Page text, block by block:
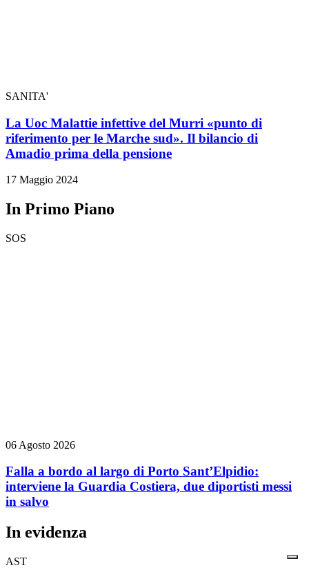
SANITA'
La Uoc Malattie infettive del Murri «punto di
riferimento per le Marche sud». Il bilancio di
Amadio prima della pensione
17 Maggio 2024
In Primo Piano
SOS
06 Agosto 2026
Falla a bordo al largo di Porto Sant’Elpidio:
interviene la Guardia Costiera, due diportisti messi
in salvo
In evidenza
AST